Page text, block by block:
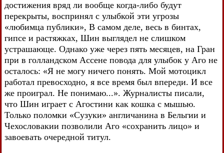
достижения вряд ли вообще когда-либо будут
перекрыты, воспринял с улыбкой эти угрозы
«любимца публики», В самом деле, весь в бинтах,
гипсе и растяжках, Шин выглядел не слишком
устрашающе. Однако уже через пять месяцев, на Гран
при в голландском Ассене повода для улыбок у Аго не
осталось: «Я не могу ничего понять. Мой мотоцикл
работал превосходно, я все время был впереди. И все
же проиграл. Не понимаю...». Журналисты писали,
что Шин играет с Агостини как кошка с мышью.
Только поломки «Сузуки» англичанина в Бельгии и
Чехословакии позволили Аго «сохранить лицо» и
завоевать очередной титул.